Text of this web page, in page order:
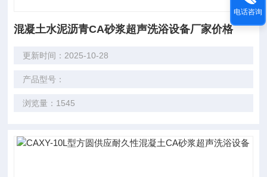
混凝土水泥沥青CA砂浆超声洗浴设备厂家价格
更新时间：2025-10-28
产品型号：
浏览量：1545
电话咨询